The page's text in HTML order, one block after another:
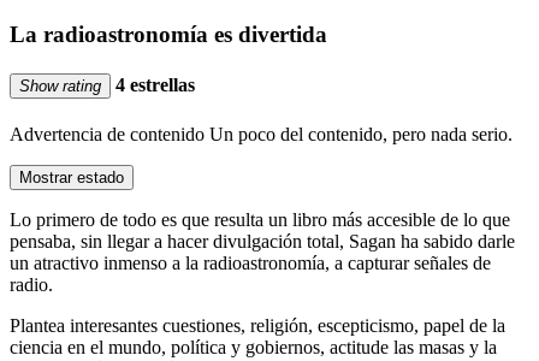
La radioastronomía es divertida
Show rating 4 estrellas
Advertencia de contenido Un poco del contenido, pero nada serio.
Mostrar estado
Lo primero de todo es que resulta un libro más accesible de lo que
pensaba, sin llegar a hacer divulgación total, Sagan ha sabido darle
un atractivo inmenso a la radioastronomía, a capturar señales de
radio.
Plantea interesantes cuestiones, religión, escepticismo, papel de la
ciencia en el mundo, política y gobiernos, actitude las masas y la